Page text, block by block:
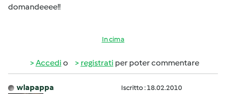
domandeeee!!
In cima
Accedi o registrati per poter commentare
wlapappa Iscritto : 18.02.2010